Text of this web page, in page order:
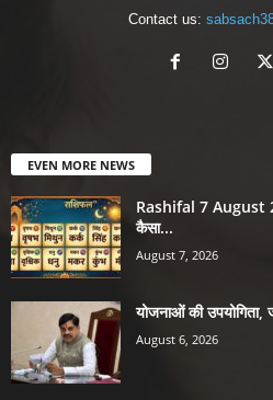
Contact us:
EVEN MORE NEWS
Rashifal 7 August
कैसा...
August 7, 2026
योजनाओं की उपयोगिता,
August 6, 2026